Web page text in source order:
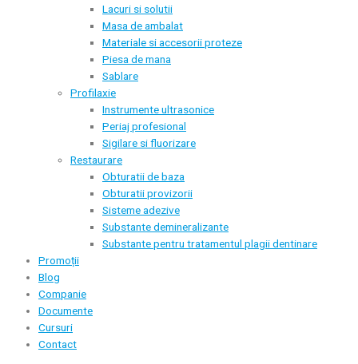
Lacuri si solutii
Masa de ambalat
Materiale si accesorii proteze
Piesa de mana
Sablare
Profilaxie
Instrumente ultrasonice
Periaj profesional
Sigilare si fluorizare
Restaurare
Obturatii de baza
Obturatii provizorii
Sisteme adezive
Substante demineralizante
Substante pentru tratamentul plagii dentinare
Promoții
Blog
Companie
Documente
Cursuri
Contact